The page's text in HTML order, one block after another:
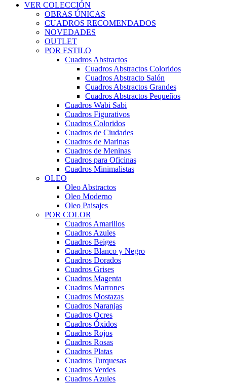
VER COLECCIÓN
OBRAS ÚNICAS
CUADROS RECOMENDADOS
NOVEDADES
OUTLET
POR ESTILO
Cuadros Abstractos
Cuadros Abstractos Coloridos
Cuadros Abstracto Salón
Cuadros Abstractos Grandes
Cuadros Abstractos Pequeños
Cuadros Wabi Sabi
Cuadros Figurativos
Cuadros Coloridos
Cuadros de Ciudades
Cuadros de Marinas
Cuadros de Meninas
Cuadros para Oficinas
Cuadros Minimalistas
OLEO
Oleo Abstractos
Oleo Moderno
Oleo Paisajes
POR COLOR
Cuadros Amarillos
Cuadros Azules
Cuadros Beiges
Cuadros Blanco y Negro
Cuadros Dorados
Cuadros Grises
Cuadros Magenta
Cuadros Marrones
Cuadros Mostazas
Cuadros Naranjas
Cuadros Ocres
Cuadros Óxidos
Cuadros Rojos
Cuadros Rosas
Cuadros Platas
Cuadros Turquesas
Cuadros Verdes
Cuadros Azules